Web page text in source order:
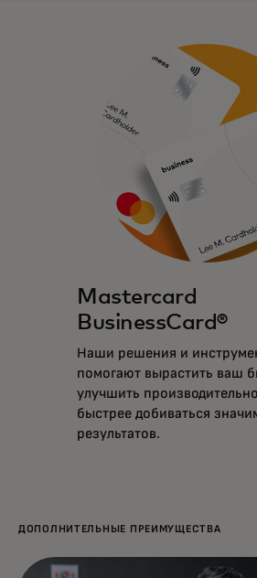
Mastercard
BusinessCard®
Наши решения и
помогают вырастить ваш
улучшить
быстрее добиваться
результатов.
ДОПОЛНИТЕЛЬНЫЕ ПРЕИМУЩЕСТВА